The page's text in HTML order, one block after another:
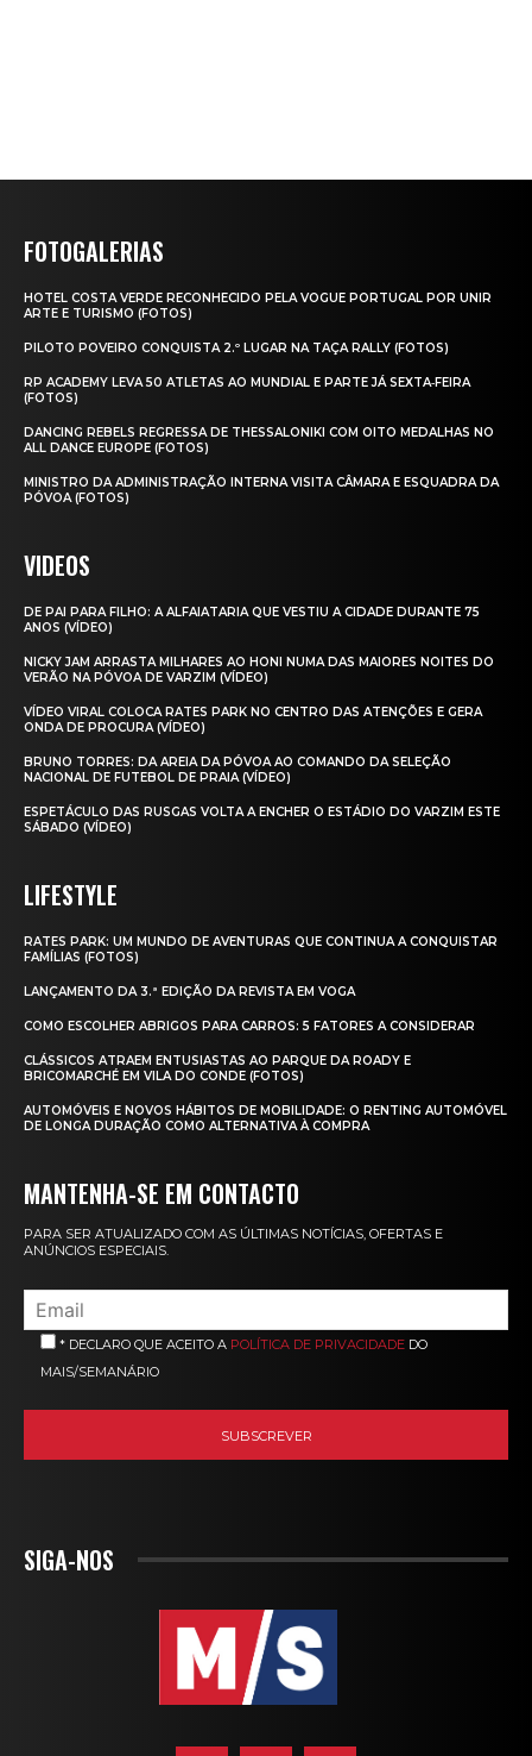
FOTOGALERIAS
HOTEL COSTA VERDE RECONHECIDO PELA VOGUE PORTUGAL POR UNIR
ARTE E TURISMO (FOTOS)
PILOTO POVEIRO CONQUISTA 2.º LUGAR NA TAÇA RALLY (FOTOS)
RP ACADEMY LEVA 50 ATLETAS AO MUNDIAL E PARTE JÁ SEXTA‑FEIRA
(FOTOS)
DANCING REBELS REGRESSA DE THESSALONIKI COM OITO MEDALHAS NO
ALL DANCE EUROPE (FOTOS)
MINISTRO DA ADMINISTRAÇÃO INTERNA VISITA CÂMARA E ESQUADRA DA
PÓVOA (FOTOS)
VIDEOS
DE PAI PARA FILHO: A ALFAIATARIA QUE VESTIU A CIDADE DURANTE 75
ANOS (VÍDEO)
NICKY JAM ARRASTA MILHARES AO HONI NUMA DAS MAIORES NOITES DO
VERÃO NA PÓVOA DE VARZIM (VÍDEO)
VÍDEO VIRAL COLOCA RATES PARK NO CENTRO DAS ATENÇÕES E GERA
ONDA DE PROCURA (VÍDEO)
BRUNO TORRES: DA AREIA DA PÓVOA AO COMANDO DA SELEÇÃO
NACIONAL DE FUTEBOL DE PRAIA (VÍDEO)
ESPETÁCULO DAS RUSGAS VOLTA A ENCHER O ESTÁDIO DO VARZIM ESTE
SÁBADO (VÍDEO)
LIFESTYLE
RATES PARK: UM MUNDO DE AVENTURAS QUE CONTINUA A CONQUISTAR
FAMÍLIAS (FOTOS)
LANÇAMENTO DA 3.ª EDIÇÃO DA REVISTA EM VOGA
COMO ESCOLHER ABRIGOS PARA CARROS: 5 FATORES A CONSIDERAR
CLÁSSICOS ATRAEM ENTUSIASTAS AO PARQUE DA ROADY E
BRICOMARCHÉ EM VILA DO CONDE (FOTOS)
AUTOMÓVEIS E NOVOS HÁBITOS DE MOBILIDADE: O RENTING AUTOMÓVEL
DE LONGA DURAÇÃO COMO ALTERNATIVA À COMPRA
MANTENHA-SE EM CONTACTO
PARA SER ATUALIZADO COM AS ÚLTIMAS NOTÍCIAS, OFERTAS E
ANÚNCIOS ESPECIAIS.
* DECLARO QUE ACEITO A POLÍTICA DE PRIVACIDADE DO
MAIS/SEMANÁRIO
SIGA-NOS